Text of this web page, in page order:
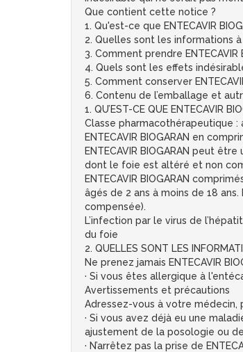
Que contient cette notice ?
1. Qu'est-ce que ENTECAVIR
2. Quelles sont les informations
3. Comment prendre
4. Quels sont les effets
5. Comment conserver
6. Contenu de l’emballage et
1. QU’EST-CE QUE ENTECAVIR
Classe pharmacothérapeutique :
ENTECAVIR BIOGARAN en
ENTECAVIR BIOGARAN peut
dont le foie est altéré et non
ENTECAVIR BIOGARAN
âgés de 2 ans à moins de 18
compensée).
L’infection par le virus de
du foie
2. QUELLES SONT LES
Ne prenez jamais ENTECAVIR
· Si vous êtes allergique à
Avertissements et précautions
Adressez-vous à votre médecin,
· Si vous avez déjà eu une
ajustement de la posologie ou
· N’arrêtez pas la prise de